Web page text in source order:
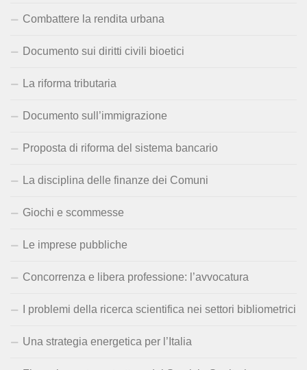
Combattere la rendita urbana
Documento sui diritti civili bioetici
La riforma tributaria
Documento sull’immigrazione
Proposta di riforma del sistema bancario
La disciplina delle finanze dei Comuni
Giochi e scommesse
Le imprese pubbliche
Concorrenza e libera professione: l’avvocatura
I problemi della ricerca scientifica nei settori bibliometrici
Una strategia energetica per l’Italia